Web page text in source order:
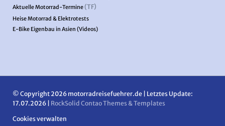
Aktuelle Motorrad-Termine(TF)
Heise Motorrad & Elektrotests
E-Bike Eigenbau in Asien (Videos)
© Copyright 2026 motorradreisefuehrer.de | Letztes Update:
17.07.2026 | RockSolid Contao Themes & Templates
Cookies verwalten